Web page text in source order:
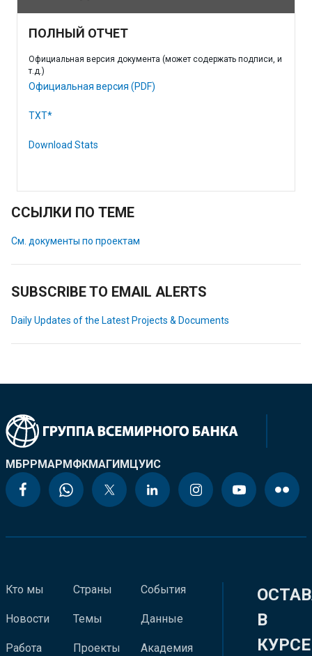
ПОЛНЫЙ ОТЧЕТ
Официальная версия документа (может содержать подписи, и
т.д.)
Официальная версия (PDF)
TXT*
Download Stats
ССЫЛКИ ПО ТЕМЕ
См. документы по проектам
SUBSCRIBE TO EMAIL ALERTS
Daily Updates of the Latest Projects & Documents
МБРРМАРМФКМАГИМЦУИС
Кто мы
Новости
Работа
Страны
Темы
Проекты
События
Данные
Академия
В
КУРСЕ